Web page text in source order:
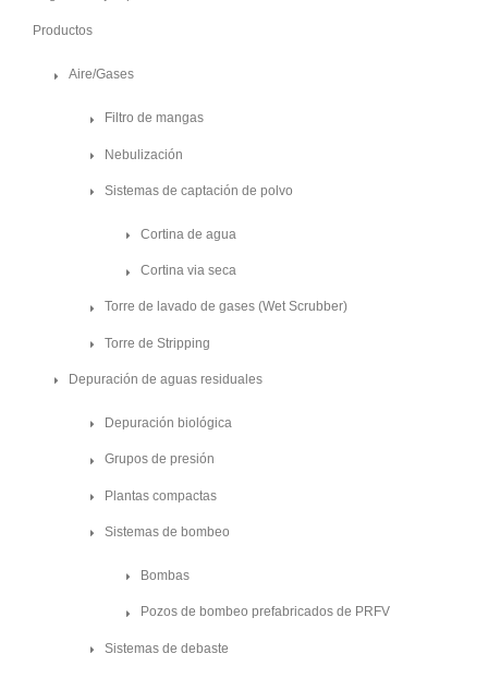
Productos
Aire/Gases
Filtro de mangas
Nebulización
Sistemas de captación de polvo
Cortina de agua
Cortina via seca
Torre de lavado de gases (Wet Scrubber)
Torre de Stripping
Depuración de aguas residuales
Depuración biológica
Grupos de presión
Plantas compactas
Sistemas de bombeo
Bombas
Pozos de bombeo prefabricados de PRFV
Sistemas de debaste